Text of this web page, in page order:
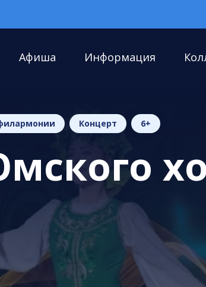
Афиша Информация
Концерт 6+